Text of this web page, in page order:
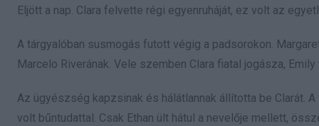
Eljött a nap. Clara felvette régi egyenruháját, ez volt az
A tárgyalóban susmogás futott végig a padsorokon.
Marcelo Riverának. Vele szemben Clara fiatal jogásza,
Az ügyészség kapzsinak és hálátlannak állította be Clarát.
volt bűntudattal. Csak Ethan ült hátul a nevelője mellett,